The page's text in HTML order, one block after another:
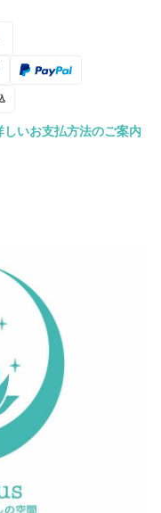
しいお支払方法のご案内